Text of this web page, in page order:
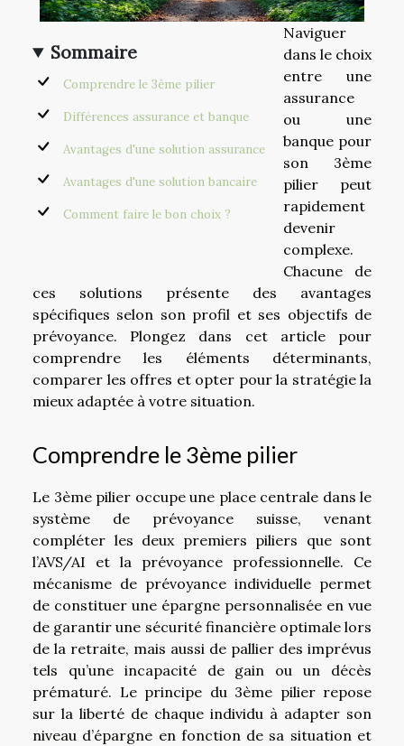
Sommaire
Comprendre le 3ème pilier
Différences assurance et banque
Avantages d'une solution assurance
Avantages d'une solution bancaire
Comment faire le bon choix ?
Naviguer
dans le choix
entre une
assurance
ou une
banque pour
son 3ème
pilier peut
rapidement
devenir
complexe.
Chacune de
ces solutions présente des avantages
spécifiques selon son profil et ses objectifs de
prévoyance. Plongez dans cet article pour
comprendre les éléments déterminants,
comparer les offres et opter pour la stratégie la
mieux adaptée à votre situation.
Comprendre le 3ème pilier
Le 3ème pilier occupe une place centrale dans le
système de prévoyance suisse, venant
compléter les deux premiers piliers que sont
l’AVS/AI et la prévoyance professionnelle. Ce
mécanisme de prévoyance individuelle permet
de constituer une épargne personnalisée en vue
de garantir une sécurité financière optimale lors
de la retraite, mais aussi de pallier des imprévus
tels qu’une incapacité de gain ou un décès
prématuré. Le principe du 3ème pilier repose
sur la liberté de chaque individu à adapter son
niveau d’épargne en fonction de sa situation et